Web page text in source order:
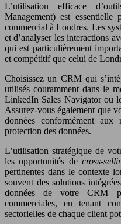
L’utilisation efficace
Management) est essentielle
commercial à Londres. Les
et d’analyser les interactions
qui est particulièrement
et compétitif que celui de
Choisissez un CRM qui
utilisés couramment dans le
LinkedIn Sales Navigator ou
Assurez-vous également que
données conformément aux
protection des données.
L’utilisation stratégique de
les opportunités de cross-
pertinentes dans le contexte
souvent des solutions
données de votre CRM
commerciales, en tenant
sectorielles de chaque client